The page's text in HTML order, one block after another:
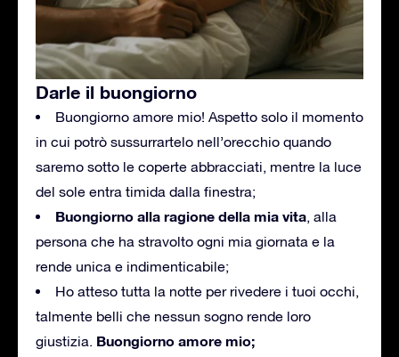
Darle il buongiorno
Buongiorno amore mio! Aspetto solo il momento
in cui potrò sussurrartelo nell’orecchio quando
saremo sotto le coperte abbracciati, mentre la luce
del sole entra timida dalla finestra;
Buongiorno alla ragione della mia vita, alla
persona che ha stravolto ogni mia giornata e la
rende unica e indimenticabile;
Ho atteso tutta la notte per rivedere i tuoi occhi,
talmente belli che nessun sogno rende loro
giustizia. Buongiorno amore mio;